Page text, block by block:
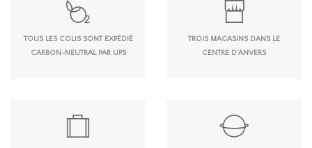
TOUS LES COLIS SONT EXPÉDIÉ
CARBON-NEUTRAL PAR UPS
TROIS MAGASINS DANS LE
CENTRE D'ANVERS